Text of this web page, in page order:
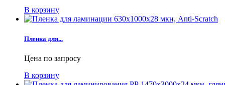
В корзину
Пленка для...
Цена по запросу
В корзину